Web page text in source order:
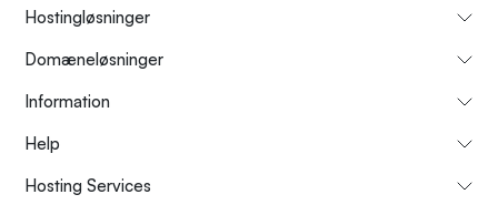
Hostingløsninger
Domæneløsninger
Information
Help
Hosting Services